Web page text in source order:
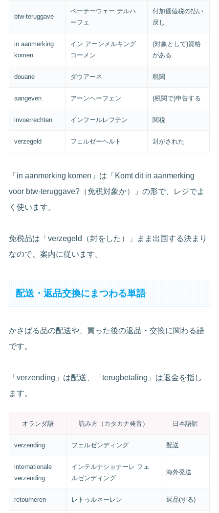
btw-teruggave
ベーテーウェー テルハ
ーフェ
付加価値税の払い
戻し
in aanmerking
komen
イン アーンメルキング
コーメン
(対象として)資格
がある
douane ダウアーネ 税関
aangeven アーンヘーフェン (税関で)申告する
invoerrechten インフールレフテン 関税
verzegeld フェルゼーヘルト 封がされた
「in aanmerking komen」は「Komt dit in aanmerking
voor btw-teruggave?（免税対象か）」の形で、レジでよ
く使います。
免税品は「verzegeld（封をした）」まま出国する決まり
なので、案内に従います。
配送・返品交換にまつわる単語
かさばる品の配送や、買った後の返品・交換に関わる語
です。
「verzending」は配送、「terugbetaling」は返金を指し
ます。
オランダ語 読み方（カタカナ発音） 日本語訳
verzending フェルゼンディング 配送
internationale
verzending
インテルナショナーレ フェ
ルゼンディング
海外発送
retourneren レトゥルネーレン 返品(する)